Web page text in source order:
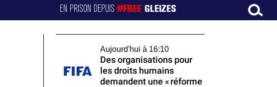
EN PRISON DEPUIS#FREE GLEIZES
Aujourd'hui à 16:10
Des organisations pour
les droits humains
demandent une « réforme